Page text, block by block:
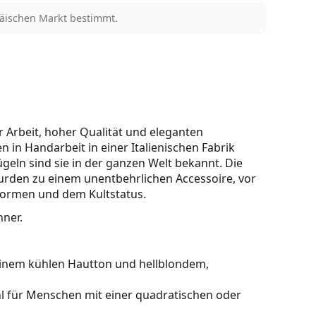
Markt bestimmt.
Arbeit, hoher Qualität und eleganten
in Handarbeit in einer Italienischen Fabrik
sind sie in der ganzen Welt bekannt. Die
zu einem unentbehrlichen Accessoire, vor
und dem Kultstatus.
kühlen Hautton und hellblondem,
für Menschen mit einer quadratischen oder